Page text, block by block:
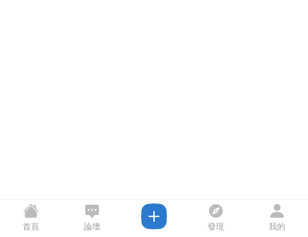
首頁 論壇 發現 我的